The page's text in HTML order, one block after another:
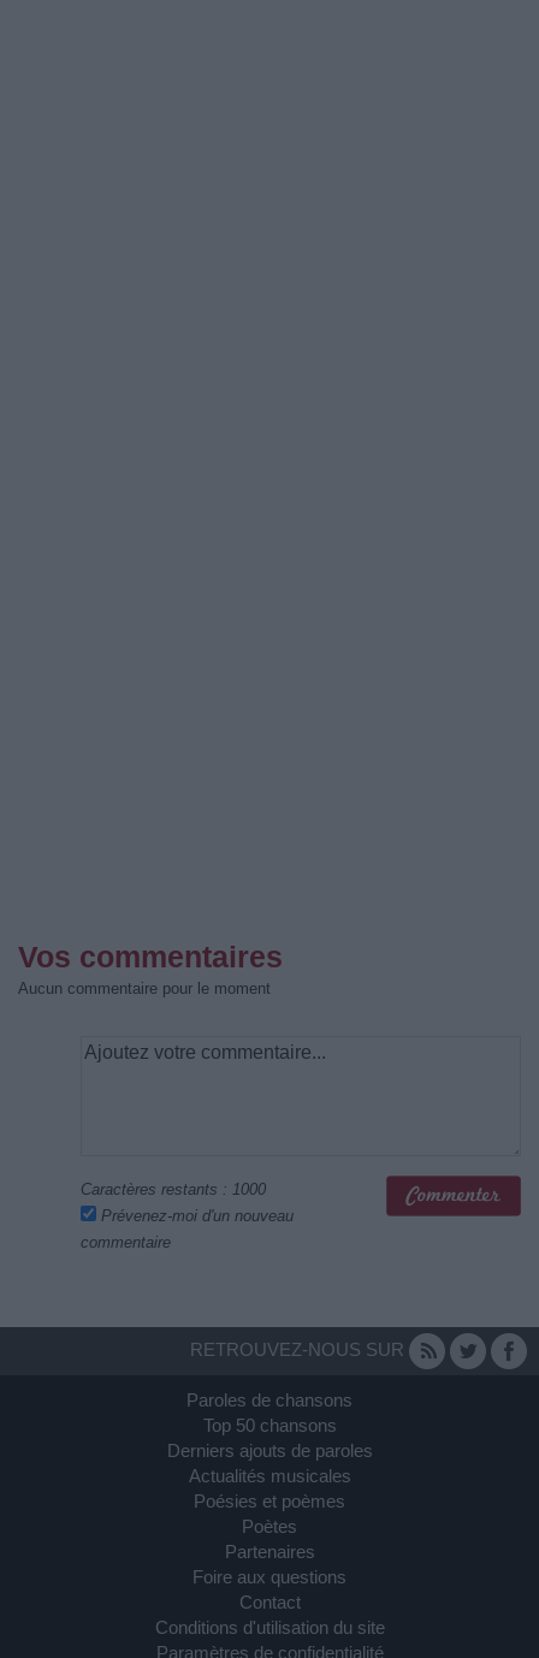
Vos commentaires
Aucun commentaire pour le moment
Caractères restants : 1000
Prévenez-moi d'un nouveau
commentaire
RETROUVEZ-NOUS SUR
Paroles de chansons
Top 50 chansons
Derniers ajouts de paroles
Actualités musicales
Poésies et poèmes
Poètes
Partenaires
Foire aux questions
Contact
Conditions d'utilisation du site
Paramètres de confidentialité